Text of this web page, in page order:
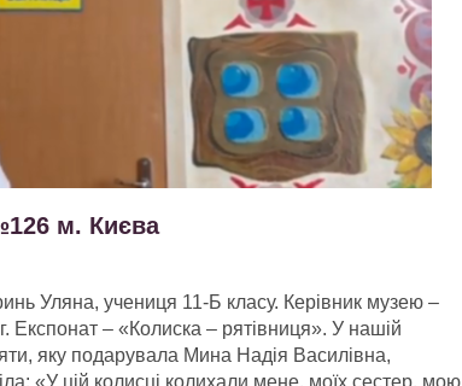
м. Києва
Уляна, учениця 11-Б класу. Керівник музею –
Експонат – «Колиска – рятівниця». У нашій
яку подарувала Мина Надія Василівна,
«У цій колисці колихали мене, моїх сестер, мою